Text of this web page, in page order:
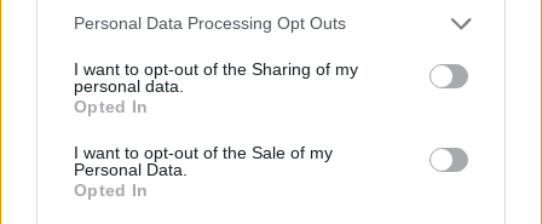
Please note that this website/app uses one or more Google
not limited to your visit or usage behaviour. You may click to
grant or deny consent to Google and its third-party tags to
use your data for below specified purposes in below Google
consent section.
Personal Data Processing Opt Outs
I want to opt-out of the Sharing of my
personal data.
Opted In
I want to opt-out of the Sale of my
Personal Data.
Opted In
informadas. Con el tiempo, este enfoque basado en
de marketing más efectiva y eficiente.
AUTOR